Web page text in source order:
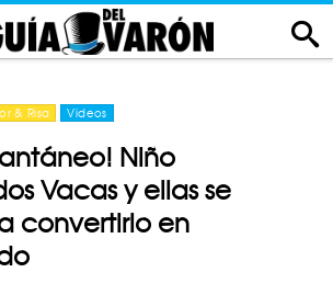
& Risa Videos
Niño
Vacas y ellas se
convertirlo en